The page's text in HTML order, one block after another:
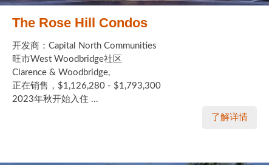
The Rose Hill Condos
开发商：Capital North Communities
旺市West Woodbridge社区
Clarence & Woodbridge,
正在销售，$1,126,280 - $1,793,300
2023年秋开始入住 ...
了解详情